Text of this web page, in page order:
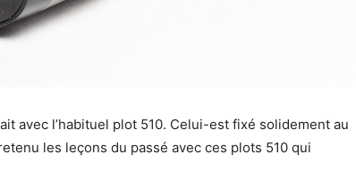
avec l’habituel plot 510. Celui-est fixé solidement au
les leçons du passé avec ces plots 510 qui